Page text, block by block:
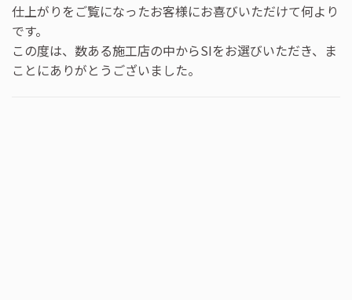
仕上がりをご覧になったお客様にお喜びいただけて何より
です。
この度は、数ある施工店の中からSIをお選びいただき、ま
ことにありがとうございました。